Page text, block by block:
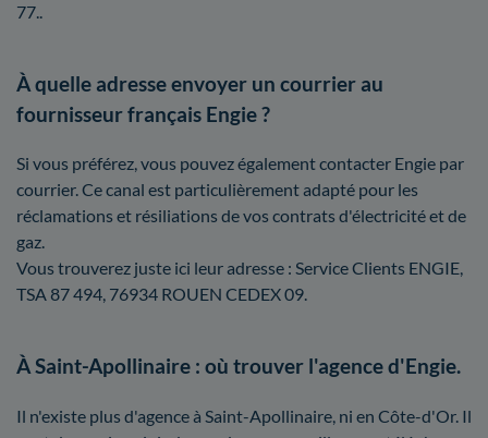
77..
À quelle adresse envoyer un courrier au
fournisseur français Engie ?
Si vous préférez, vous pouvez également contacter Engie par
courrier. Ce canal est particulièrement adapté pour les
réclamations et résiliations de vos contrats d'électricité et de
gaz.
Vous trouverez juste ici leur adresse : Service Clients ENGIE,
TSA 87 494, 76934 ROUEN CEDEX 09.
À Saint-Apollinaire : où trouver l'agence d'Engie.
Il n'existe plus d'agence à Saint-Apollinaire, ni en Côte-d'Or. Il